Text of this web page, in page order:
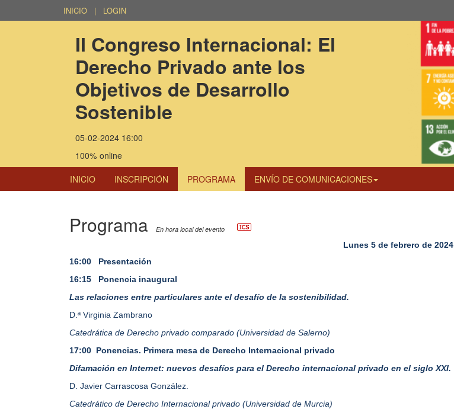
INICIO | LOGIN
II Congreso Internacional: El
Derecho Privado ante los
Objetivos de Desarrollo
Sostenible
05-02-2024 16:00
100% online
INICIO
INSCRIPCIÓN PROGRAMA ENVÍO DE COMUNICACIONES
Programa En hora local del evento
Lunes 5 de febrero de 2024
16:00
Presentación
16:15 Ponencia inaugural
Las relaciones entre particulares ante el desafío de la sostenibilidad.
D.ª Virginia Zambrano
Catedrática de Derecho privado comparado (Universidad de Salerno)
17:00 Ponencias. Primera mesa de Derecho Internacional privado
Difamación en Internet: nuevos desafíos para el Derecho internacional privado en el siglo XXI.
D. Javier Carrascosa González.
Catedrático de Derecho Internacional privado (Universidad de Murcia)